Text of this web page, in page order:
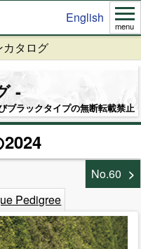
English
menu
カタログ
ブラックタイプの無断転載禁止
No.60
Pedigree